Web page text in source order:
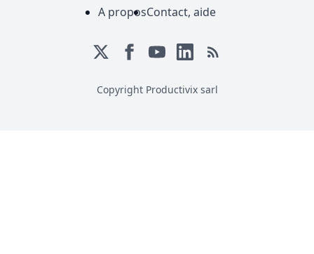
A proposContact, aide
Copyright Productivix sarl